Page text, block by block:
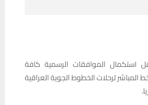
استكمال الموافقات الرسمية كافة
المباشر لرحلات الخطوط الجوية العراقية